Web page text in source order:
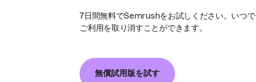
7日間無料でSemrushをお試しください。いつ
ご利用を取り消すことができます。
無償試用版を試す